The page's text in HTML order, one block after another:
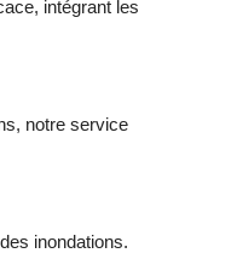
intégrant les
notre service
inondations.